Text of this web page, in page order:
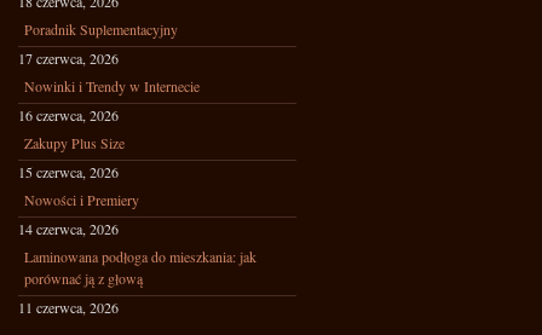
Poradnik Suplementacyjny
17 czerwca, 2026
Nowinki i Trendy w Internecie
16 czerwca, 2026
Zakupy Plus Size
15 czerwca, 2026
Nowości i Premiery
14 czerwca, 2026
Laminowana podłoga do mieszkania: jak
porównać ją z głową
11 czerwca, 2026